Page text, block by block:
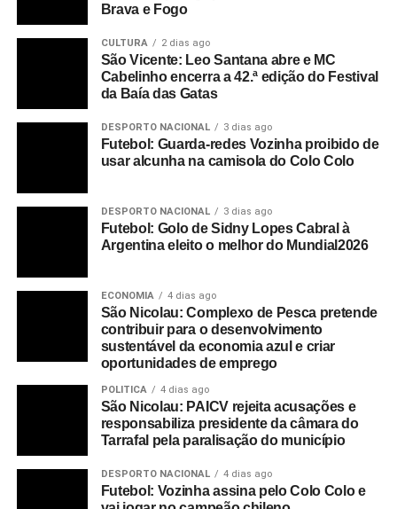
RELATED TOPICS: DESTAQUE
São Nicolau: Moradores preocupados com o
andar das obras da estrada que liga Ribeira Prata
Jovens voluntários recebem formação sobre
comunicação de risco no âmbito da campanha
Brava e Fogo
CULTURA 2 dias ago
São Vicente: Leo Santana abre e MC
Cabelinho encerra a 42.ª edição do Festival
da Baía das Gatas
DESPORTO NACIONAL 3 dias ago
Futebol: Guarda-redes Vozinha proibido de
usar alcunha na camisola do Colo Colo
DESPORTO NACIONAL 3 dias ago
Futebol: Golo de Sidny Lopes Cabral à
Argentina eleito o melhor do Mundial2026
ECONOMIA 4 dias ago
São Nicolau: Complexo de Pesca pretende
contribuir para o desenvolvimento
sustentável da economia azul e criar
oportunidades de emprego
POLITICA 4 dias ago
São Nicolau: PAICV rejeita acusações e
responsabiliza presidente da câmara do
Tarrafal pela paralisação do município
DESPORTO NACIONAL 4 dias ago
Futebol: Vozinha assina pelo Colo Colo e